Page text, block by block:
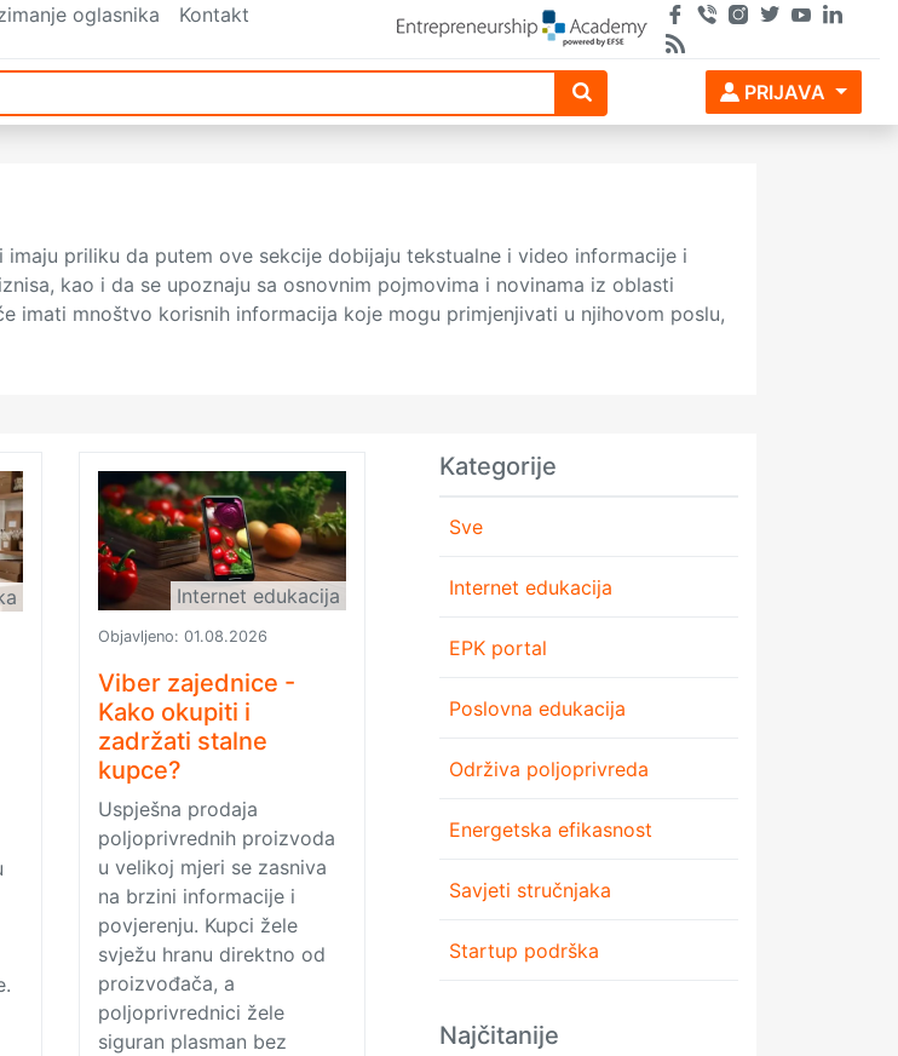
oglasnika
Kontakt
PRIJAVA
priliku da putem ove sekcije dobijaju tekstualne i video informacije i
kao i da se upoznaju sa osnovnim pojmovima i novinama iz oblasti
imati mnoštvo korisnih informacija koje mogu primjenjivati u njihovom poslu,
Internet edukacija
Objavljeno: 01.08.2026
Viber zajednice -
Kako okupiti i
zadržati stalne
kupce?
Uspješna prodaja
poljoprivrednih proizvoda
u velikoj mjeri se zasniva
na brzini informacije i
povjerenju. Kupci žele
svježu hranu direktno od
proizvođača, a
poljoprivrednici žele
siguran plasman bez
Kategorije
Sve
Internet edukacija
EPK portal
Poslovna edukacija
Održiva poljoprivreda
Energetska efikasnost
Savjeti stručnjaka
Startup podrška
Najčitanije